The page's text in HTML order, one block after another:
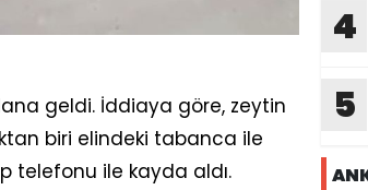
geldi. İddiaya göre, zeytin
biri elindeki tabanca ile
telefonu ile kayda aldı.
4
5